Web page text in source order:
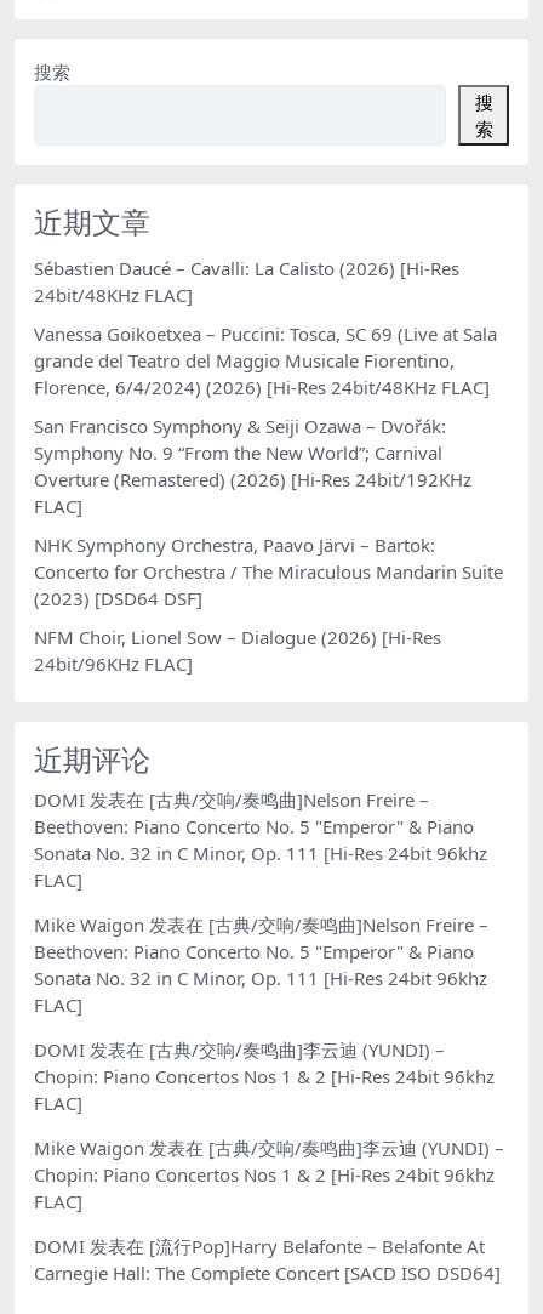
搜索
搜
索
近期文章
Sébastien Daucé – Cavalli: La Calisto (2026) [Hi-Res
24bit/48KHz FLAC]
Vanessa Goikoetxea – Puccini: Tosca, SC 69 (Live at Sala
grande del Teatro del Maggio Musicale Fiorentino,
Florence, 6/4/2024) (2026) [Hi-Res 24bit/48KHz FLAC]
San Francisco Symphony & Seiji Ozawa – Dvořák:
Symphony No. 9 “From the New World”; Carnival
Overture (Remastered) (2026) [Hi-Res 24bit/192KHz
FLAC]
NHK Symphony Orchestra, Paavo Järvi – Bartok:
Concerto for Orchestra / The Miraculous Mandarin Suite
(2023) [DSD64 DSF]
NFM Choir, Lionel Sow – Dialogue (2026) [Hi-Res
24bit/96KHz FLAC]
近期评论
DOMI 发表在 [古典/交响/奏鸣曲]Nelson Freire –
Beethoven: Piano Concerto No. 5 "Emperor" & Piano
Sonata No. 32 in C Minor, Op. 111 [Hi-Res 24bit 96khz
FLAC]
Mike Waigon 发表在 [古典/交响/奏鸣曲]Nelson Freire –
Beethoven: Piano Concerto No. 5 "Emperor" & Piano
Sonata No. 32 in C Minor, Op. 111 [Hi-Res 24bit 96khz
FLAC]
DOMI 发表在 [古典/交响/奏鸣曲]李云迪 (YUNDI) –
Chopin: Piano Concertos Nos 1 & 2 [Hi-Res 24bit 96khz
FLAC]
Mike Waigon 发表在 [古典/交响/奏鸣曲]李云迪 (YUNDI) –
Chopin: Piano Concertos Nos 1 & 2 [Hi-Res 24bit 96khz
FLAC]
DOMI 发表在 [流行Pop]Harry Belafonte – Belafonte At
Carnegie Hall: The Complete Concert [SACD ISO DSD64]